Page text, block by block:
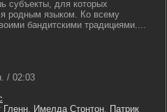
субъекты, для которых
родным языком. Ко всему
бандитскими традициями....
/ 02:03
Гленн, Имелда Стонтон, Патрик